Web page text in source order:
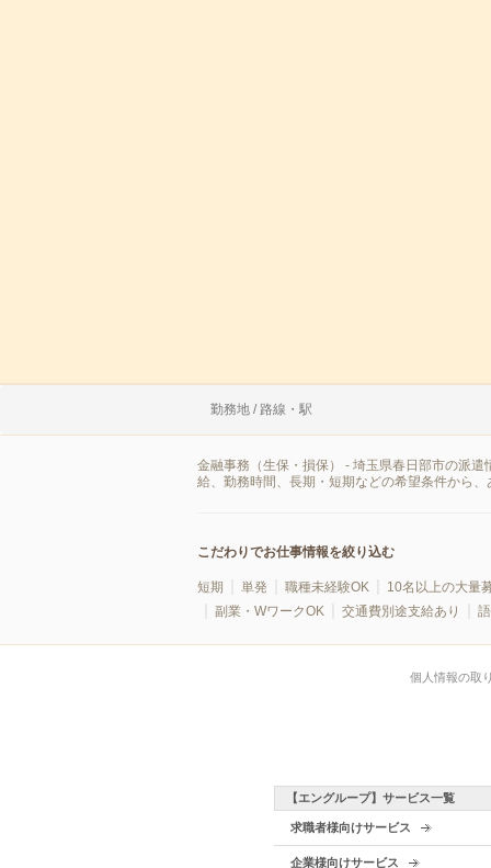
勤務地 / 路線・駅
金融事務（生保・損保） - 埼玉県春日部市の派
給、勤務時間、長期・短期などの希望条件から
こだわりでお仕事情報を絞り込む
短期 単発 職種未経験OK 10名以上の大量
副業・WワークOK
交通費別途支給あり
個人情報の取
【エングループ】サービス一覧
求職者様向けサービス
企業様向けサービス